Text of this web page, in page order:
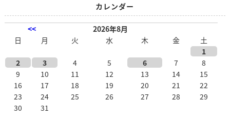
カレンダー
<<
2026年8月
日
月 火 水 木 金
土
1
2
3 4 5 6 7
8
9
10 11 12 13 14
15
16
17 18 19 20 21
22
23
24 25 26 27 28
29
30
31